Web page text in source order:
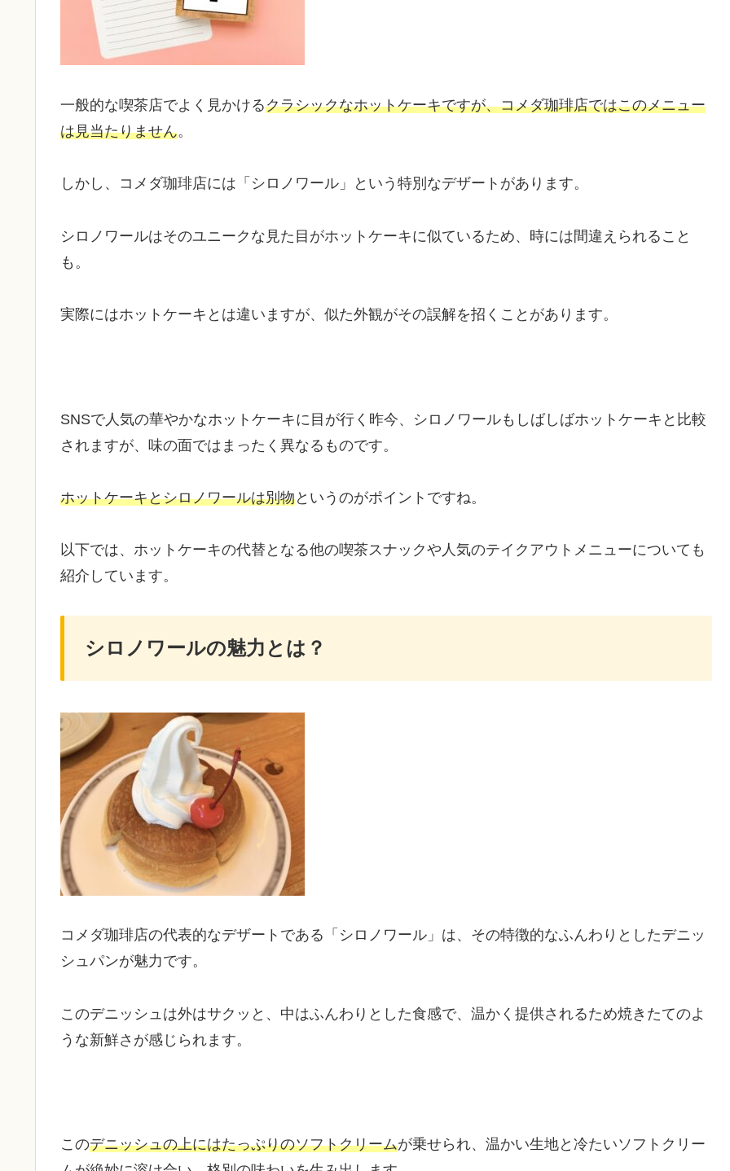
一般的な喫茶店でよく見かけるクラシックなホットケーキですが、コメダ珈琲店ではこのメニュー
は見当たりません。
しかし、コメダ珈琲店には「シロノワール」という特別なデザートがあります。
シロノワールはそのユニークな見た目がホットケーキに似ているため、時には間違えられること
も。
実際にはホットケーキとは違いますが、似た外観がその誤解を招くことがあります。
SNSで人気の華やかなホットケーキに目が行く昨今、シロノワールもしばしばホットケーキと比較
されますが、味の面ではまったく異なるものです。
ホットケーキとシロノワールは別物というのがポイントですね。
以下では、ホットケーキの代替となる他の喫茶スナックや人気のテイクアウトメニューについても
紹介しています。
シロノワールの魅力とは？
コメダ珈琲店の代表的なデザートである「シロノワール」は、その特徴的なふんわりとしたデニッ
シュパンが魅力です。
このデニッシュは外はサクッと、中はふんわりとした食感で、温かく提供されるため焼きたてのよ
うな新鮮さが感じられます。
このデニッシュの上にはたっぷりのソフトクリームが乗せられ、温かい生地と冷たいソフトクリー